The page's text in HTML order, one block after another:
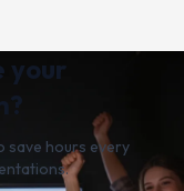
your
save hours every